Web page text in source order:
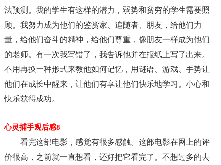
法预测。我的学生有这样的潜力，弱势和贫穷的学生需要照
顾。我努力成为他们的鉴赏家、追随者、朋友，给他们力
量，给他们奋斗的精神，给他们尊重，像朋友一样成为他们
的老师。有一次我写错了，我告诉他并在报纸上写了出来。
不用再换一种形式来教他如何记忆，用谜语、游戏、手势让
他们在成长中醒来，让他们有享让他们快乐地学习。小心和
快乐获得成功。
心灵捕手观后感8
看完这部电影，感觉有很多感触。这部电影在网上的评
价很高，之前就一直想看，还好把它看完了。不想过多的去